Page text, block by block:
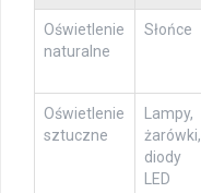
Oświetlenie
naturalne
Słońce
Oświetlenie
sztuczne
Lampy,
żarówki,
diody
LED